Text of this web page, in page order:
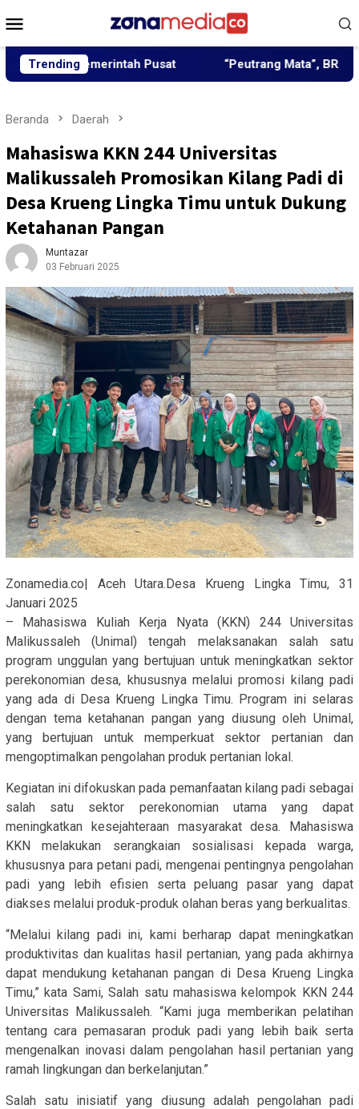
ke
Mobile
Trending
Pemerintah Pusat “Peutrang Mata”, BRA Aceh Utara
Beranda Daerah
Mahasiswa KKN 244 Universitas
Malikussaleh Promosikan Kilang Padi di
Desa Krueng Lingka Timu untuk Dukung
Ketahanan Pangan
Muntazar
03 Februari 2025
Zonamedia.co| Aceh Utara.Desa Krueng Lingka Timu, 31
Januari 2025
– Mahasiswa Kuliah Kerja Nyata (KKN) 244 Universitas
Malikussaleh (Unimal) tengah melaksanakan salah satu
program unggulan yang bertujuan untuk meningkatkan sektor
perekonomian desa, khususnya melalui promosi kilang padi
yang ada di Desa Krueng Lingka Timu. Program ini selaras
dengan tema ketahanan pangan yang diusung oleh Unimal,
yang bertujuan untuk memperkuat sektor pertanian dan
mengoptimalkan pengolahan produk pertanian lokal.
Kegiatan ini difokuskan pada pemanfaatan kilang padi sebagai
salah satu sektor perekonomian utama yang dapat
meningkatkan kesejahteraan masyarakat desa. Mahasiswa
KKN melakukan serangkaian sosialisasi kepada warga,
khususnya para petani padi, mengenai pentingnya pengolahan
padi yang lebih efisien serta peluang pasar yang dapat
diakses melalui produk-produk olahan beras yang berkualitas.
“Melalui kilang padi ini, kami berharap dapat meningkatkan
produktivitas dan kualitas hasil pertanian, yang pada akhirnya
dapat mendukung ketahanan pangan di Desa Krueng Lingka
Timu,” kata Sami, Salah satu mahasiswa kelompok KKN 244
Universitas Malikussaleh. “Kami juga memberikan pelatihan
tentang cara pemasaran produk padi yang lebih baik serta
mengenalkan inovasi dalam pengolahan hasil pertanian yang
ramah lingkungan dan berkelanjutan.”
Salah satu inisiatif yang diusung adalah pengolahan padi